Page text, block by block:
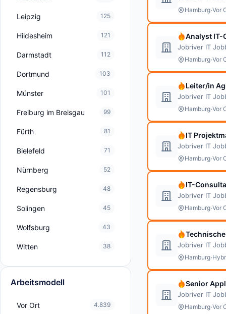
Leipzig 125
Hildesheim 121
Darmstadt 112
Dortmund 103
Münster 101
Freiburg im Breisgau 99
Fürth 81
Bielefeld 71
Nürnberg 52
Regensburg 48
Solingen 45
Wolfsburg 43
Witten 38
Arbeitsmodell
Vor Ort 4.839
Hamburg·Vor
Analyst IT-
Jobriver IT
Hamburg·Vor
Leiter/in
Jobriver IT
Hamburg·Vor
IT
Jobriver IT
Hamburg·Vor
IT-
Jobriver IT
Hamburg·Vor
Jobriver IT
Hamburg·
Senior
Jobriver IT
Hamburg·Vor